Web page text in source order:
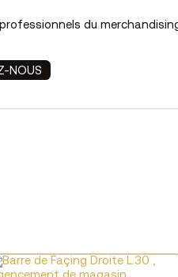
du
NOUS